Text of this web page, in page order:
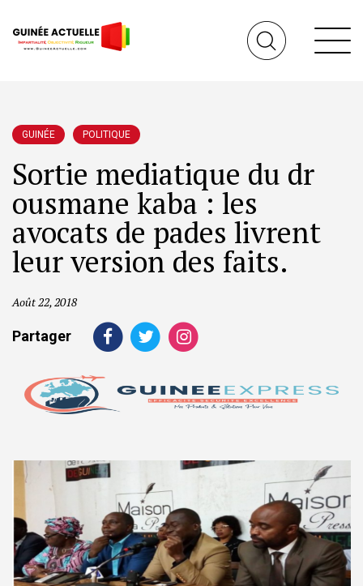
GUINÉE POLITIQUE
Sortie mediatique du dr
ousmane kaba : les
avocats de pades livrent
leur version des faits.
Août 22, 2018
Partager